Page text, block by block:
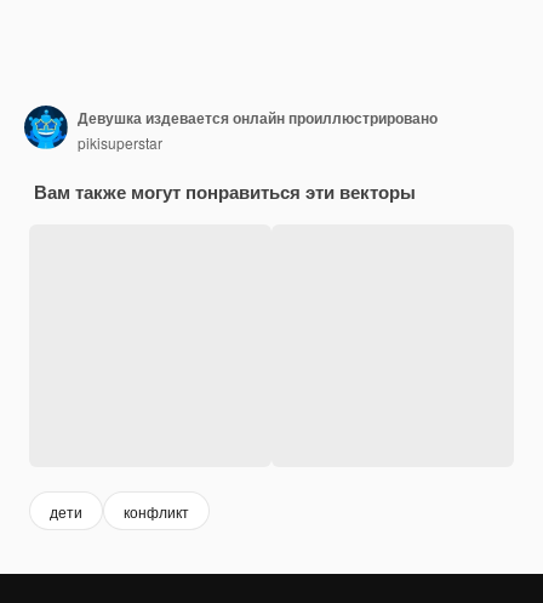
Девушка издевается онлайн проиллюстрировано
pikisuperstar
Вам также могут понравиться эти векторы
дети конфликт